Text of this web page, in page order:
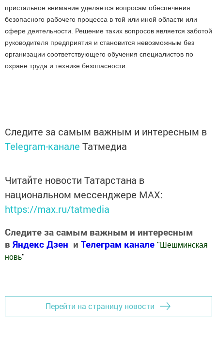
пристальное внимание уделяется вопросам обеспечения
безопасного рабочего процесса в той или иной области или
сфере деятельности. Решение таких вопросов является заботой
руководителя предприятия и становится невозможным без
организации соответствующего обучения специалистов по
охране труда и технике безопасности.
Следите за самым важным и интересным в
Telegram-канале Татмедиа
Читайте новости Татарстана в
национальном мессенджере MАХ:
https://max.ru/tatmedia
Следите за самым важным и интересным
в Яндекс Дзен и Телеграм канале " Шешминская
новь"
Перейти на страницу новости